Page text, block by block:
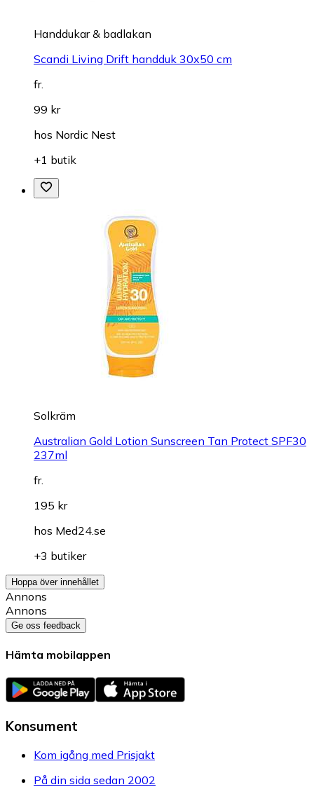
Handdukar & badlakan
Scandi Living Drift handduk 30x50 cm
fr.
99 kr
hos Nordic Nest
+1 butik
Solkräm
Australian Gold Lotion Sunscreen Tan Protect SPF30
237ml
fr.
195 kr
hos Med24.se
+3 butiker
Hoppa över innehållet
Annons
Annons
Ge oss feedback
Hämta mobilappen
Konsument
Kom igång med Prisjakt
På din sida sedan 2002